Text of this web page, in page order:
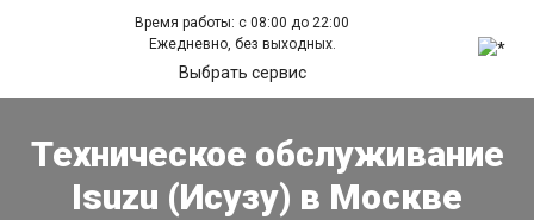
Время работы: с 08:00 до 22:00
Ежедневно, без выходных.
Выбрать сервис
Техническое обслуживание
Isuzu (Исузу) в Москве